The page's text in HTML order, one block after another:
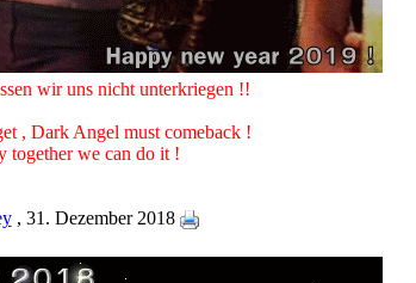
wir uns nicht unterkriegen !!
, Dark Angel must comeback !
together we can do it !
, 31. Dezember 2018